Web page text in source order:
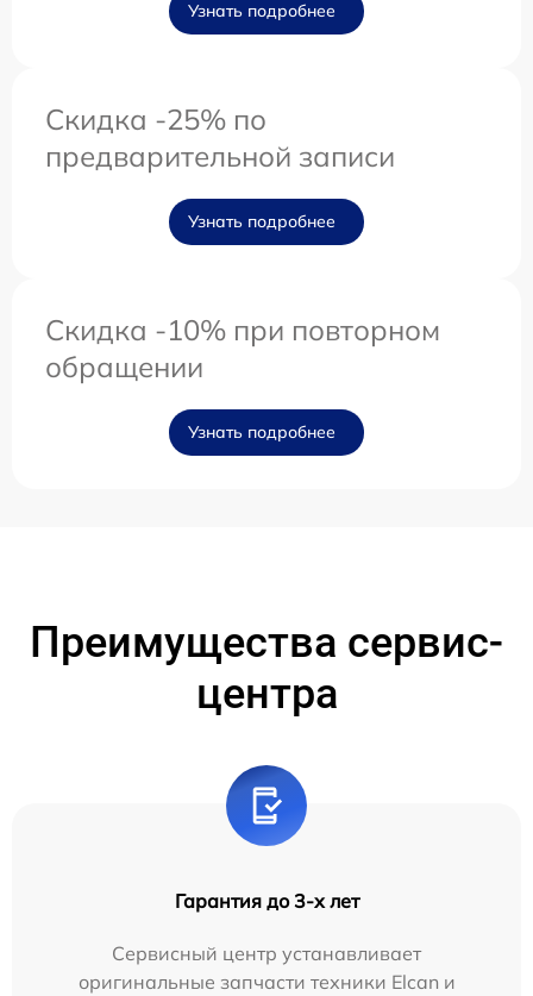
Узнать подробнее
Скидка -25% по
предварительной записи
Узнать подробнее
Скидка -10% при повторном
обращении
Узнать подробнее
Преимущества сервис-
центра
Гарантия до 3-х лет
Сервисный центр устанавливает
оригинальные запчасти техники Elcan и